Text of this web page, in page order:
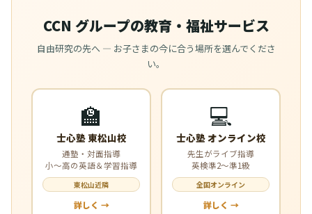
CCN グループの教育・福祉サービス
自由研究の先へ — お子さまの今に合う場所を選んでくださ
い。
🏫
士心塾 東松山校
通塾・対面指導
小〜高の英語＆学習指導
東松山近隣
詳しく →
💻
士心塾 オンライン校
先生がライブ指導
英検準2〜準1級
全国オンライン
詳しく →